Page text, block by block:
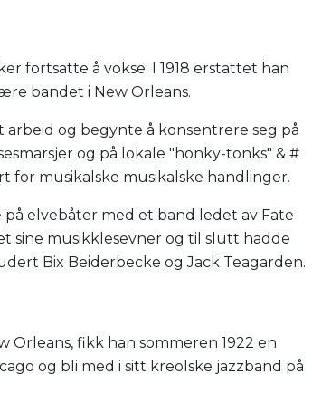
fortsatte å vokse: I 1918 erstattet han
bandet i New Orleans.
og begynte å konsentrere seg på
og på lokale "honky-tonks" & #
for musikalske musikalske handlinger.
på elvebåter med et band ledet av Fate
sine musikklesevner og til slutt hadde
Bix Beiderbecke og Jack Teagarden.
Orleans, fikk han sommeren 1922 en
og bli med i sitt kreolske jazzband på